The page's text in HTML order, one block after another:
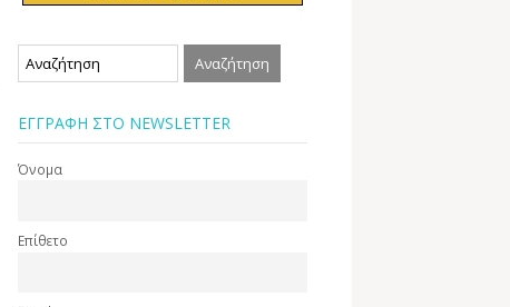
ΕΓΓΡΑΦΗ ΣΤΟ NEWSLETTER
Όνομα
Επίθετο